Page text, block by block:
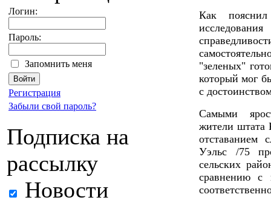
Логин:
Пароль:
Запомнить меня
Регистрация
Забыли свой пароль?
Подписка на
рассылку
Новости
Как
"зеленых"
который мог
с
Самыми
жители штата
Уэльс /75
сельских
сравнению с